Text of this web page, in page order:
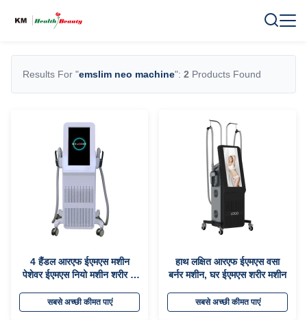
Results For "emslim neo machine": 2 Products Found
4 हैंडल आरएफ ईएमएस मशीन
पेशेवर ईएमएस नियो मशीन शरीर के
सबसे अच्छी कीमत पाएं
हाथ लक्षित आरएफ ईएमएस वसा
बर्नर मशीन, घर ईएमएस शरीर मशीन
सबसे अच्छी कीमत पाएं